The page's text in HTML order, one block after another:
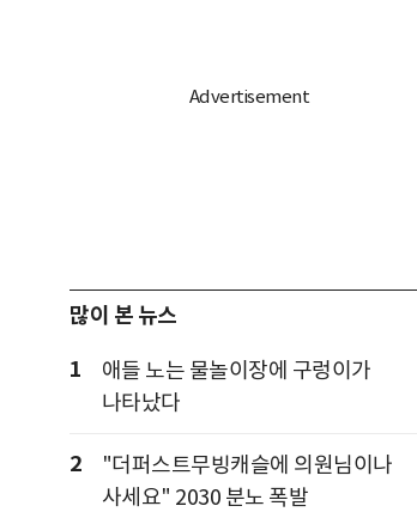
많이 본 뉴스
1
애들 노는 물놀이장에 구렁이가
나타났다
2
"더퍼스트무빙캐슬에 의원님이나
사세요" 2030 분노 폭발